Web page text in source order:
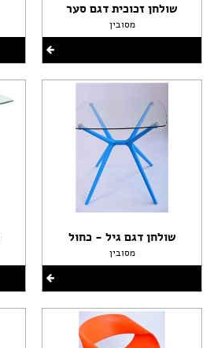
שולחן זכוכית דגם סער
מסובין
שולחן דגם גיל - כחול
מסובין